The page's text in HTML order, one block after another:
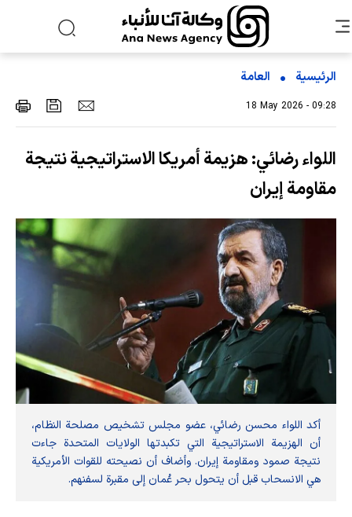
الرئيسية العامة
18 May 2026 - 09:28
اللواء رضائي: هزيمة أمريكا الاستراتيجية نتيجة
مقاومة إيران
أكد اللواء محسن رضائي، عضو مجلس تشخيص مصلحة النظام،
أن الهزيمة الاستراتيجية التي تكبدتها الولايات المتحدة جاءت
نتيجة صمود ومقاومة إيران. وأضاف أن نصيحته للقوات الأمريكية
هي الانسحاب قبل أن يتحول بحر عُمان إلى مقبرة لسفنهم.